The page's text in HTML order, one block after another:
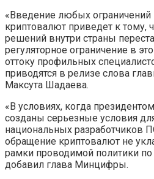
«Введение любых
криптовалют приведет к тому,
решений внутри страны
регуляторное ограничение в
оттоку профильных
приводятся в релизе слова
Максута Шадаева.
«В условиях, когда
созданы серьезные условия
национальных разработчиков
обращение криптовалют не
рамки проводимой политики
добавил глава Минцифры.